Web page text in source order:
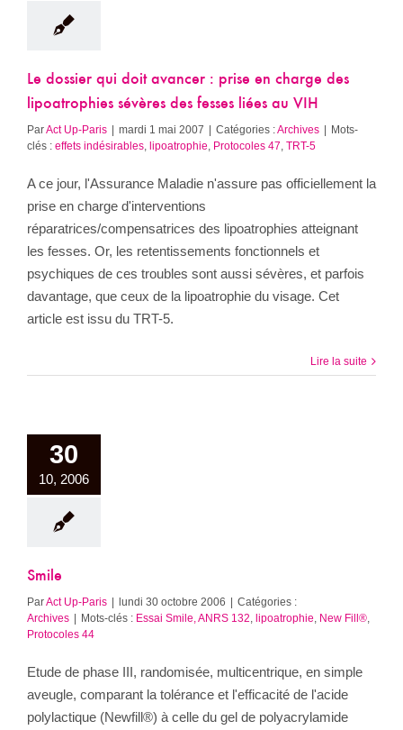
Le dossier qui doit avancer : prise en charge des
lipoatrophies sévères des fesses liées au VIH
ParAct Up-Paris | mardi 1 mai 2007 | Catégories :Archives | Mots-
clés : effets indésirables lipoatrophie Protocoles 47 TRT-5
A ce jour, l'Assurance Maladie n'assure pas officiellement la
prise en charge d'interventions
réparatrices/compensatrices des lipoatrophies atteignant
les fesses. Or, les retentissements fonctionnels et
psychiques de ces troubles sont aussi sévères, et parfois
davantage, que ceux de la lipoatrophie du visage. Cet
article est issu du TRT-5.
Lire la suite
30
10, 2006
Smile
ParAct Up-Paris | lundi 30 octobre 2006 | Catégories :
Archives | Mots-clés : Essai Smile, ANRS 132 lipoatrophie New Fill®
Protocoles 44
Etude de phase III, randomisée, multicentrique, en simple
aveugle, comparant la tolérance et l'efficacité de l'acide
polylactique (Newfill®) à celle du gel de polyacrylamide